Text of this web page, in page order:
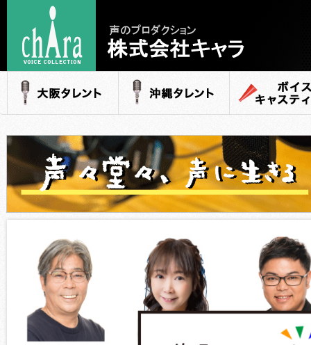
声のプロダクション
- 株式会社キャラ
大阪タレント 沖縄タレント ボイスキャステ